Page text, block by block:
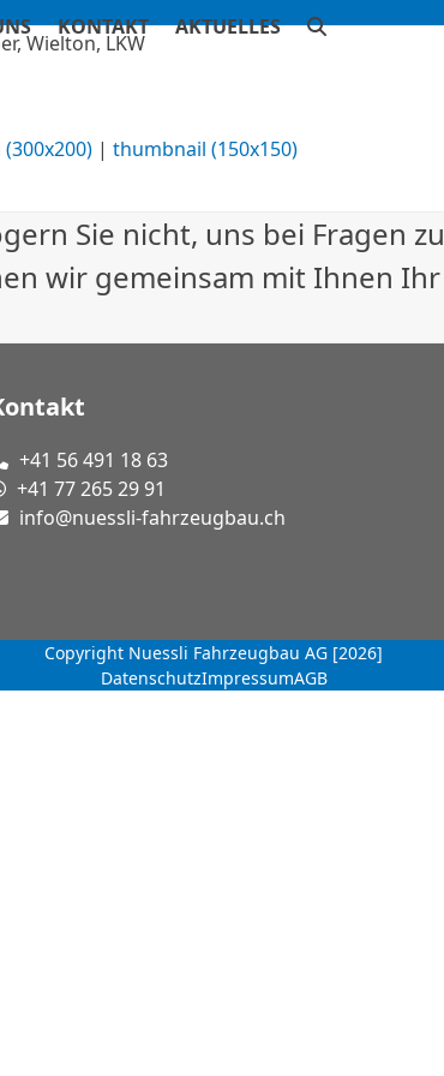
KONTAKT AKTUELLES
|thumbnail (150x150)
Sie nicht, uns bei Fragen zu
wir gemeinsam mit Ihnen Ihr
+41 56 491 18 63
+41 77 265 29 91
info@nuessli-fahrzeugbau.ch
Copyright Nuessli Fahrzeugbau AG [2026]
DatenschutzImpressumAGB